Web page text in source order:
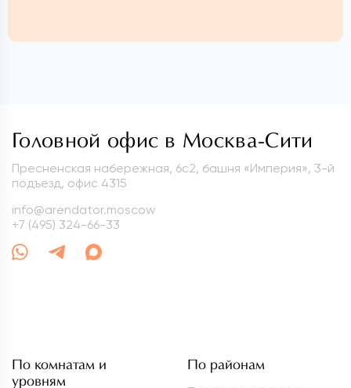
Головной офис в Москва-Сити
Пресненская набережная, 6с2, башня «Империя», 3-й
подъезд, офис 4315
info@arendator.moscow
+7 (495) 324-66-33
По комнатам и
уровням
По районам